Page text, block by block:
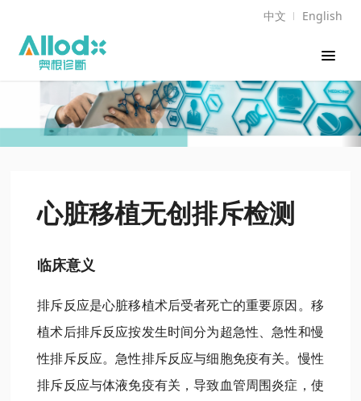
中文 English
心脏移植无创排斥检测
临床意义
排斥反应是心脏移植术后受者死亡的重要原因。移
植术后排斥反应按发生时间分为超急性、急性和慢
性排斥反应。急性排斥反应与细胞免疫有关。慢性
排斥反应与体液免疫有关，导致血管周围炎症，使